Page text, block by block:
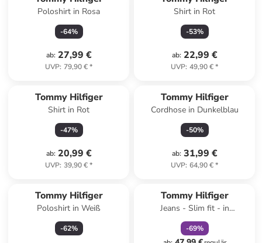
Poloshirt in Rosa
-64%
ab: 27,99 €
UVP: 79,90 €*
Shirt in Rot
-53%
ab: 22,99 €
UVP: 49,90 €*
Tommy Hilfiger
Shirt in Rot
-47%
ab: 20,99 €
UVP: 39,90 €*
Tommy Hilfiger
Cordhose in Dunkelblau
-50%
ab: 31,99 €
UVP: 64,90 €*
Tommy Hilfiger
Poloshirt in Weiß
-62%
Tommy Hilfiger
Jeans - Slim fit - in
Dunkelblau
-69%